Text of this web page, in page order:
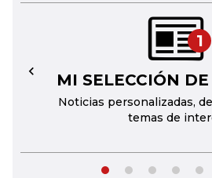
1
MI SELECCIÓN
Noticias personalizadas,
temas de
←